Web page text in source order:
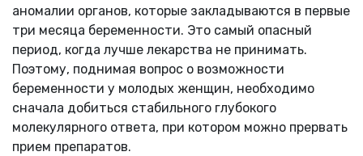
аномалии органов, которые закладываются в первые
три месяца беременности. Это самый опасный
период, когда лучше лекарства не принимать.
Поэтому, поднимая вопрос о возможности
беременности у молодых женщин, необходимо
сначала добиться стабильного глубокого
молекулярного ответа, при котором можно прервать
прием препаратов.